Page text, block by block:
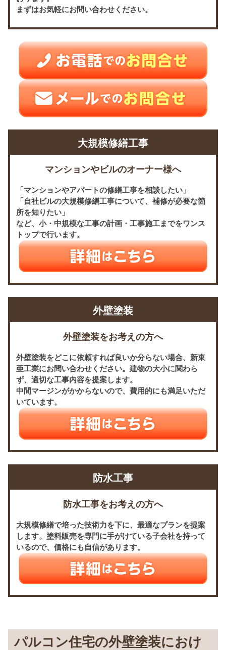
まずはお気軽にお問い合わせください。
大規模修繕工事
マンションやビルのオーナー様へ
「マンションやアパートの修繕工事を相談したい」
「自社ビルの大規模修繕工事について、補修が必要な箇
所を知りたい」
など、小・中規模な工事の計画・工事施工までをワンス
トップで行います。
外壁塗装
外壁塗装をお考えの方へ
外壁塗装をどこに依頼すれば良いか分らない場合、新東
亜工業にお問い合わせください。建物の大小に関わら
ず、適切な工事内容を提案します。
中間マージンがかからないので、費用的にも満足いただ
いています。
防水工事
防水工事をお考えの方へ
大規模修繕で培った技術力を下に、最適なプランを提案
します。塗料販売を専門に手がけている子会社を持って
いるので、価格にも自信があります。
パルコン住宅の外壁塗装におけ